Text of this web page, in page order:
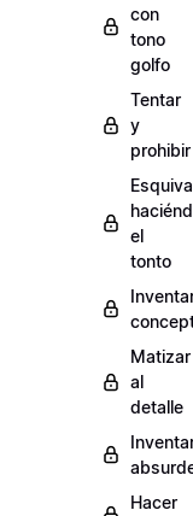
con
tono
golfo
Tentar
y
prohibir
el
tonto
Matizar
al
detalle
Hacer